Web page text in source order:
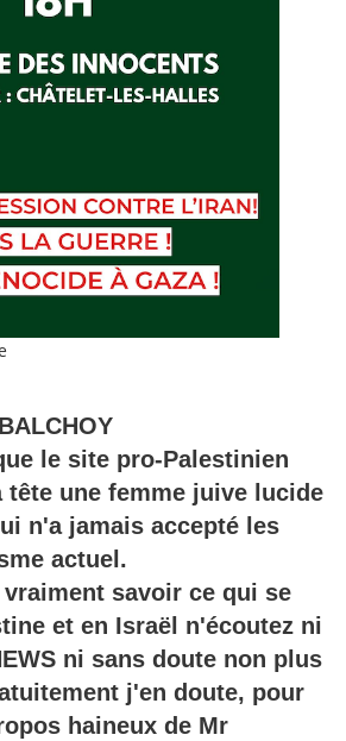
le site pro-Palestinien
tête une femme juive lucide
n'a jamais accepté les
actuel.
savoir ce qui se
et en Israël n'écoutez ni
ni sans doute non plus
j'en doute, pour
haineux de Mr